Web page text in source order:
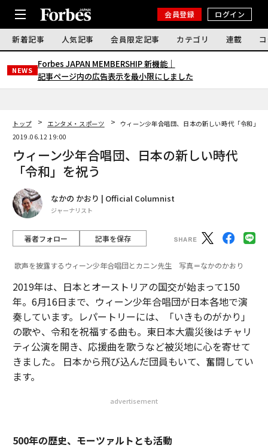
会員登録 ログイン
新着記事 人気記事 会員限定記事 カテゴリ 連載
NEWS
Forbes JAPAN MEMBERSHIP 新機能｜
記事ページ内の広告表示を最小限にしました
トップ エンタメ・スポーツ
ウィーン少年合唱団、日本の新しい時代「令和」を
2019.06.12 19:00
ウィーン少年合唱団、日本の新しい時代
「令和」を祝う
なかの かおり | Official Columnist
ジャーナリスト
著者フォロー 記事を保存
歌声を披露するウィーン少年合唱団とカニン先生 写真＝なかのかおり
2019年は、日本とオーストリアの国交が始まって150
年。6月16日まで、ウィーン少年合唱団が日本各地で演
奏しています。レパートリーには、「いきものがかり」
の歌や、令和を祝福する曲も。東日本大震災後はチャリ
ティ公演を開き、応援曲を歌うなど被災地に心を寄せて
きました。 日本から飛び込んだ団員もいて、奮闘してい
ます。
advertisement
500年の歴史、モーツァルトとも活動